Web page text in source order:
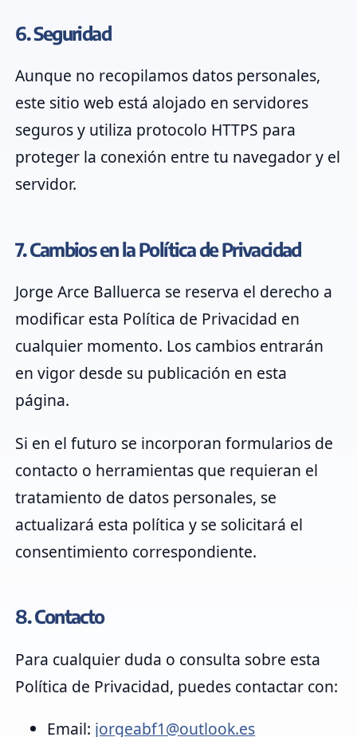
6. Seguridad
Aunque no recopilamos datos personales,
este sitio web está alojado en servidores
seguros y utiliza protocolo HTTPS para
proteger la conexión entre tu navegador y el
servidor.
7. Cambios en la Política de Privacidad
Jorge Arce Balluerca se reserva el derecho a
modificar esta Política de Privacidad en
cualquier momento. Los cambios entrarán
en vigor desde su publicación en esta
página.
Si en el futuro se incorporan formularios de
contacto o herramientas que requieran el
tratamiento de datos personales, se
actualizará esta política y se solicitará el
consentimiento correspondiente.
8. Contacto
Para cualquier duda o consulta sobre esta
Política de Privacidad, puedes contactar con:
Email: jorgeabf1@outlook.es